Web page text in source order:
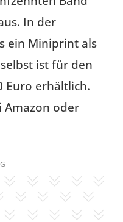
In der
ein Miniprint als
ist für den
Euro erhältlich.
Amazon oder